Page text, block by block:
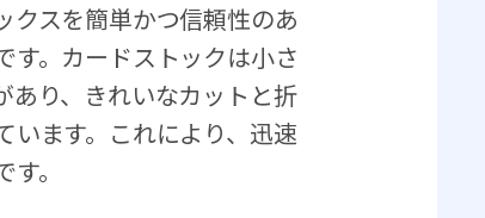
クスを簡単かつ信頼性のあ
す。カードストックは小さ
あり、きれいなカットと折
います。これにより、迅速
。